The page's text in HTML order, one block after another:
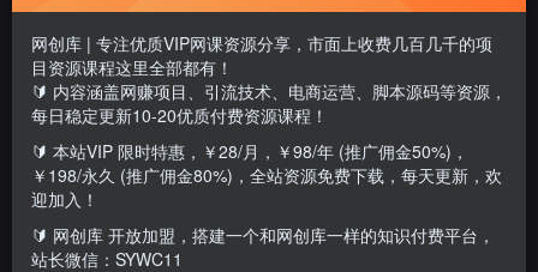
1.两张图片，打造爆款创业粉引流视频
2.三个步奏，教你打造专业人设养成爆款账号
网创库 | 专注优质VIP网课资源分享，市面上收费几百几千的项
目资源课程这里全部都有！
🔰 内容涵盖网赚项目、引流技术、电商运营、脚本源码等资源，
每日稳定更新10-20优质付费资源课程！
🔰 本站VIP 限时特惠，￥28/月，￥98/年 (推广佣金50%)，
￥198/永久 (推广佣金80%)，全站资源免费下载，每天更新，欢
迎加入！
🔰 网创库 开放加盟，搭建一个和网创库一样的知识付费平台，
站长微信：SYWC11